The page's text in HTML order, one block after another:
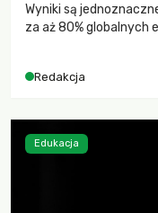
Wyniki są
za aż 80% globalnych
Redakcja
Edukacja